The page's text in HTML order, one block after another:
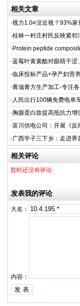
相关文章
·视力1.0≠没近视？93%家
·桂林一村庄村民反映紧邻
场称属“造谣”，联合调查
· Protein peptide
·蓝莓叶黄素酯对眼睛干涩
牌代工
·临床投标产品+孕产妇营
业
·膏滋膏方生产加工-专注
厂家
· 人民出行100辆免费电单
· 胸腺蛋白肽提高抵抗力
服务商
·富川供电公司：开展《反
·广西学子三下乡：走进界
相关评论
暂时还没有评论
发表我的评论
大名：
内容：